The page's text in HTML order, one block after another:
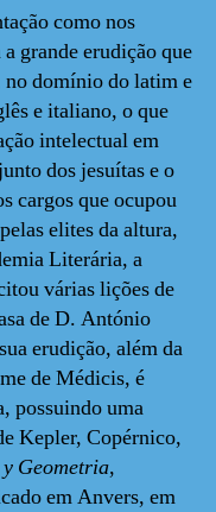
como nos
grande erudição que
no domínio do latim e
e italiano, o que
intelectual em
dos jesuítas e o
cargos que ocupou
elites da altura,
Literária, a
várias lições de
de D. António
erudição, além da
de Médicis, é
possuindo uma
Kepler, Copérnico,
Geometria,
em Anvers, em